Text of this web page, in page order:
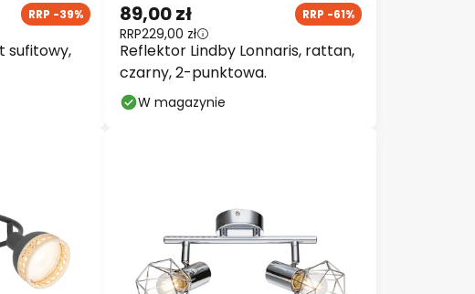
sufitowy,
RRP -39%
Reflektor Lindby Lonnaris, rattan,
czarny, 2-punktowa.
89,00 zł RRP -61%
RRP229,00 zł
W magazynie